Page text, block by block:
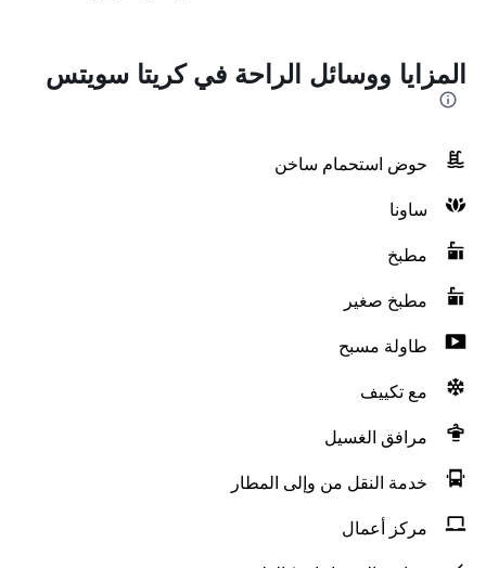
المزايا ووسائل الراحة في كريتا سويتس
حوض استحمام ساخن
ساونا
مطبخ
مطبخ صغير
طاولة مسبح
مع تكييف
مرافق الغسيل
خدمة النقل من وإلى المطار
مركز أعمال